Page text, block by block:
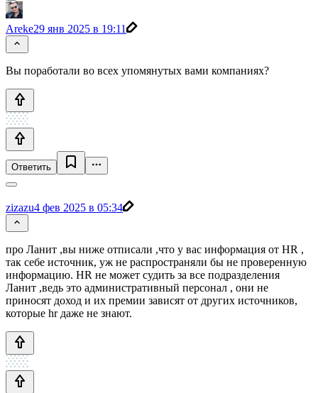
Areke29 янв 2025 в 19:11
Вы поработали во всех упомянутых вами компаниях?
Ответить
zizazu4 фев 2025 в 05:34
про Ланит ,вы ниже отписали ,что у вас информация от HR ,
так себе источник, уж не распространяли бы не проверенную
информацию. HR не может судить за все подразделения
Ланит ,ведь это административный персонал , они не
приносят доход и их премии зависят от других источников,
которые hr даже не знают.